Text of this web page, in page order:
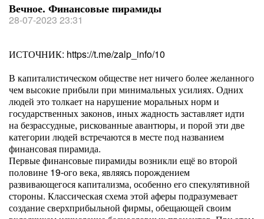
Вечное. Финансовые пирамиды
28-07-2023 23:31
ИСТОЧНИК: https://t.me/zalp_info/10
В капиталистическом обществе нет ничего более желанного
чем высокие прибыли при минимальных усилиях. Одних
людей это толкает на нарушение моральных норм и
государственных законов, иных жадность заставляет идти
на безрассудные, рискованные авантюры, и порой эти две
категории людей встречаются в месте под названием
финансовая пирамида.
Первые финансовые пирамиды возникли ещё во второй
половине 19-ого века, являясь порождением
развивающегося капитализма, особенно его спекулятивной
стороны. Классическая схема этой аферы подразумевает
создание сверхприбыльной фирмы, обещающей своим